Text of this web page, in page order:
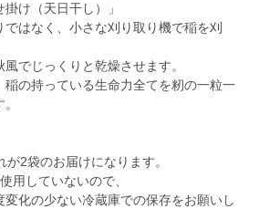
け（天日干し）」
はなく、小さな刈り取り機で稲を刈
でじっくりと乾燥させます。
の持っている生命力全てを籾の一粒一
2袋のお届けになります。
用していないので、
化の少ない冷蔵庫での保存をお願いし